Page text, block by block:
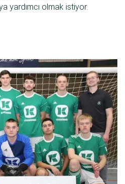
yardımcı olmak istiyor.